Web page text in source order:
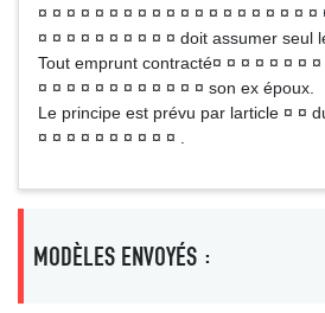
¤ ¤ ¤ ¤ ¤ ¤ ¤ ¤ ¤ ¤ ¤ ¤ ¤ ¤ ¤ ¤ ¤ ¤ ¤ ¤
¤ ¤ ¤ ¤ ¤ ¤ ¤ ¤ ¤ ¤ doit assumer seul
Tout emprunt contracté¤ ¤ ¤ ¤ ¤ ¤ ¤
¤ ¤ ¤ ¤ ¤ ¤ ¤ ¤ ¤ ¤ ¤ ¤ son ex époux.
Le principe est prévu par larticle ¤ ¤
¤ ¤ ¤ ¤ ¤ ¤ ¤ ¤ ¤ ¤ .
MODÈLES ENVOYÉS :